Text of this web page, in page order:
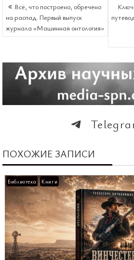
НАВИГАЦИЯ
ПО
ЗАПИСЯМ
Всё, что построено, обречено
на распад. Первый выпуск
журнала «Машинная онтология»
Ключ
ПОХОЖИЕ ЗАПИСИ
Библиотека Книги